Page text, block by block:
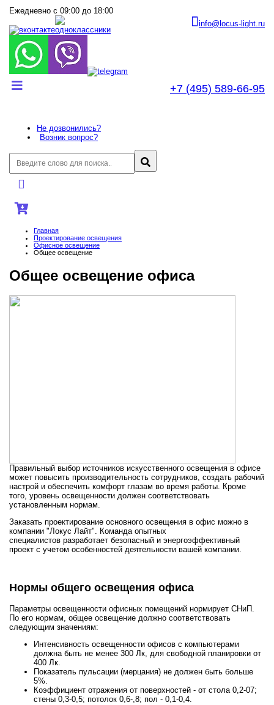
Ежедневно с 09:00 до 18:00
info@locus-light.ru
+7 (495) 589-66-95
Не дозвонились?
Возник вопрос?
Главная
Проектирование освещения
Офисное освещение
Общее освещение
Общее освещение офиса
Правильный выбор источников искусственного освещения в офисе
может повысить производительность сотрудников, создать рабочий
настрой и обеспечить комфорт глазам во время работы. Кроме
того, уровень освещенности должен соответствовать
установленным нормам.
Заказать проектирование основного освещения в офис можно в
компании "Локус Лайт". Команда опытных
специалистов разработает безопасный и энергоэффективный
проект с учетом особенностей деятельности вашей компании.
Нормы общего освещения офиса
Параметры освещенности офисных помещений нормирует СНиП.
По его нормам, общее освещение должно соответствовать
следующим значениям:
Интенсивность освещенности офисов с компьютерами
должна быть не менее 300 Лк, для свободной планировки от
400 Лк.
Показатель пульсации (мерцания) не должен быть больше
5%.
Коэффициент отражения от поверхностей - от стола 0,2-07;
стены 0,3-0,5; потолок 0,6-,8; пол - 0,1-0,4.